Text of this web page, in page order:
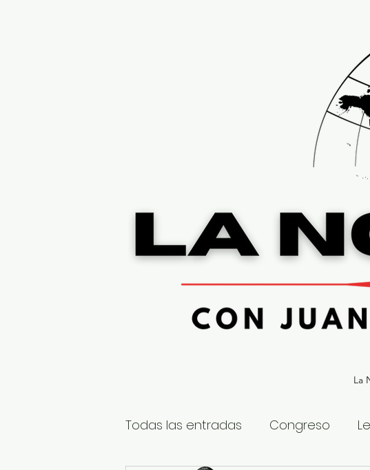
La
Todas las entradas Congreso